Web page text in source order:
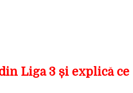
Liga 3 și explică ce